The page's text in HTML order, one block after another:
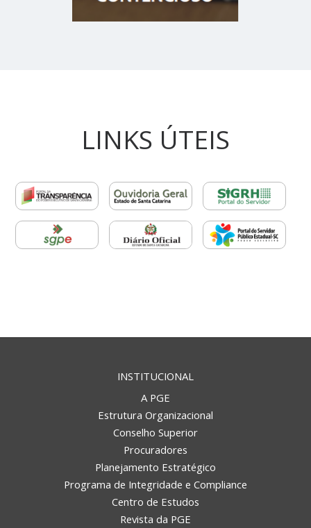
LINKS ÚTEIS
INSTITUCIONAL
A PGE
Estrutura Organizacional
Conselho Superior
Procuradores
Planejamento Estratégico
Programa de Integridade e Compliance
Centro de Estudos
Revista da PGE